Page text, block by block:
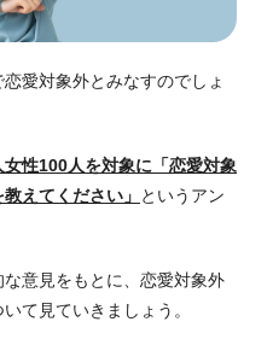
愛対象外とみなすのでしょ
女性100人を対象に「恋愛対象
えてください」 というアン
意見をもとに、恋愛対象外
て見ていきましょう。